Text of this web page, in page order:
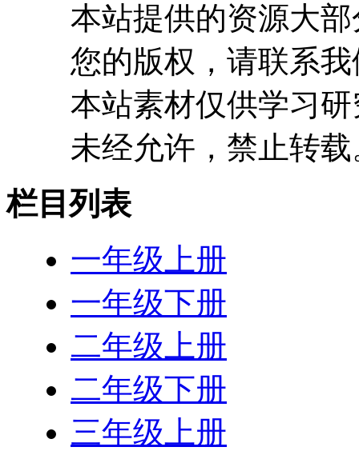
本站提供的资源大
您的版权，请联系
本站素材仅供学习
未经允许，禁止转载
栏目列表
一年级上册
一年级下册
二年级上册
二年级下册
三年级上册